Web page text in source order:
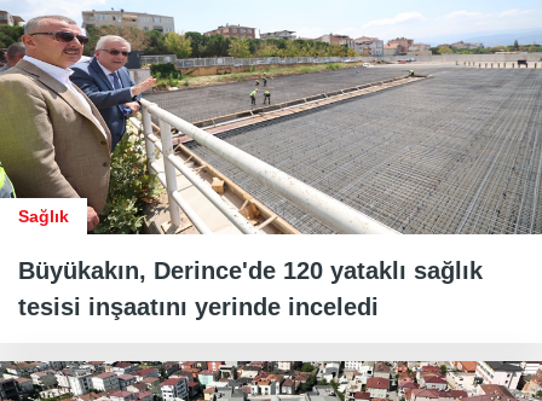
Sağlık
Büyükakın, Derince'de 120 yataklı sağlık
tesisi inşaatını yerinde inceledi